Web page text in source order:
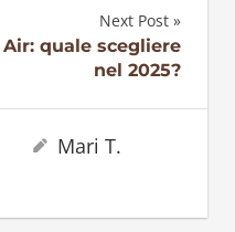
Next Post
quale scegliere
nel 2025?
Mari T.